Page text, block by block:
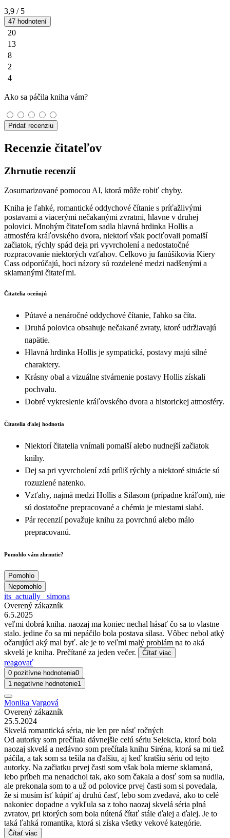
3,9 / 5
47 hodnotení
20
13
8
2
4
Ako sa páčila kniha vám?
Pridať recenziu
Recenzie čitateľov
Zhrnutie recenzií
Zosumarizované pomocou AI, ktorá môže robiť chyby.
Kniha je ľahké, romantické oddychové čítanie s príťažlivými
postavami a viacerými nečakanými zvratmi, hlavne v druhej
polovici. Mnohým čitateľom sadla hlavná hrdinka Hollis a
atmosféra kráľovského dvora, niektorí však pociťovali pomalší
začiatok, rýchly spád deja pri vyvrcholení a nedostatočné
rozpracovanie niektorých vzťahov. Celkovo ju fanúšikovia Kiery
Cass odporúčajú, hoci názory sú rozdelené medzi nadšenými a
sklamanými čitateľmi.
Čitatelia oceňujú
Pútavé a nenáročné oddychové čítanie, ľahko sa číta.
Druhá polovica obsahuje nečakané zvraty, ktoré udržiavajú
napätie.
Hlavná hrdinka Hollis je sympatická, postavy majú silné
charaktery.
Krásny obal a vizuálne stvárnenie postavy Hollis získali
pochvalu.
Dobré vykreslenie kráľovského dvora a historickej atmosféry.
Čitatelia ďalej hodnotia
Niektorí čitatelia vnímali pomalší alebo nudnejší začiatok
knihy.
Dej sa pri vyvrcholení zdá príliš rýchly a niektoré situácie sú
rozuzlené natenko.
Vzťahy, najmä medzi Hollis a Silasom (prípadne kráľom), nie
sú dostatočne prepracované a chémia je miestami slabá.
Pár recenzií považuje knihu za povrchnú alebo málo
prepracovanú.
Pomohlo vám zhrnutie?
Pomohlo
Nepomohlo
its_actually_ simona
Overený zákazník
6.5.2025
veľmi dobrá kniha. naozaj ma koniec nechal hásať čo sa to vlastne
stalo. jedine čo sa mi nepáčilo bola postava silasa. Vôbec nebol atký
očarujúci aký mal byť. ale je to veľmi malý problám na to aká
skvelá je kniha. Prečítané za jeden večer.
Čítať viac
reagovať
0 pozitívne hodnotenia0
1 negatívne hodnotenie1
Monika Vargová
Overený zákazník
25.5.2024
Skvelá romantická séria, nie len pre násť ročných
Od autorky som prečítala dávnejšie celú sériu Selekcia, ktorá bola
naozaj skvelá a nedávno som prečítala knihu Siréna, ktorá sa mi tiež
páčila, a tak som sa tešila na ďalšiu, aj keď kratšiu sériu od tejto
autorky. Na začiatku prvej časti som však bola mierne sklamaná,
lebo príbeh ma nenadchol tak, ako som čakala a dosť som sa nudila,
ale prekonala som to a už od polovice prvej časti som si povedala,
že si musím ísť kúpiť aj druhú časť, lebo som zvedavá, ako to celé
nakoniec dopadne a vykľula sa z toho naozaj skvelá séria plná
zvratov, pri ktorých som bola nútená čítať stále ďalej a ďalej. Je to
taká ľahká romantika, ktorá si získa všetky vekové kategórie.
Čítať viac